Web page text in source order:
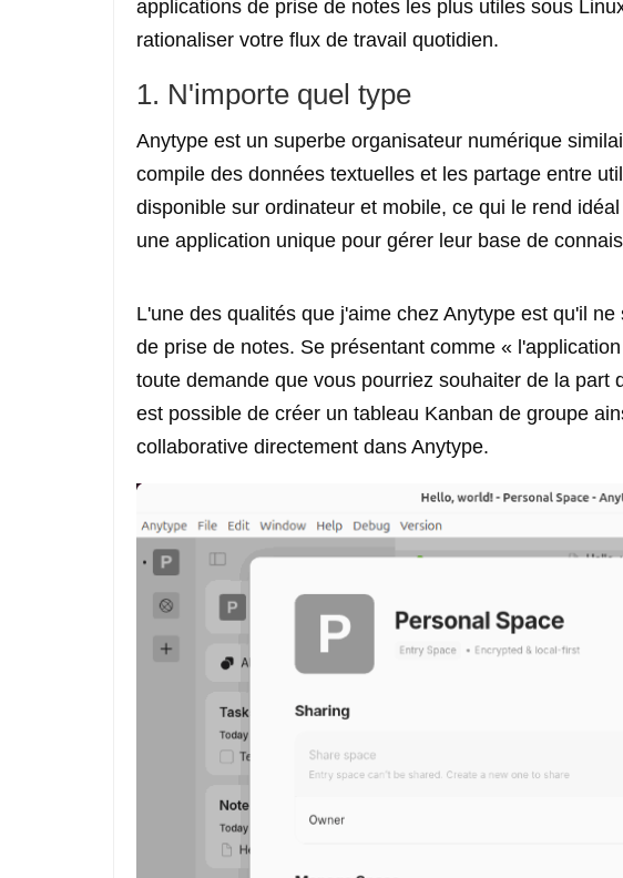
applications de prise de notes les plus utiles sous
rationaliser votre flux de travail quotidien.
1. N'importe quel type
Anytype est un superbe organisateur numérique
compile des données textuelles et les partage entre
disponible sur ordinateur et mobile, ce qui le rend
une application unique pour gérer leur base de
L'une des qualités que j'aime chez Anytype est qu'il
de prise de notes. Se présentant comme «
toute demande que vous pourriez souhaiter de la part
est possible de créer un tableau Kanban de groupe
collaborative directement dans Anytype.